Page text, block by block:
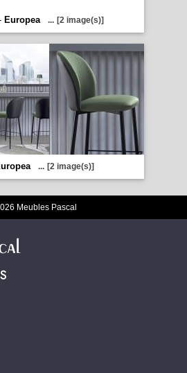
Europea ... [2 image(s)]
... [2 image(s)]
Meubles Pascal